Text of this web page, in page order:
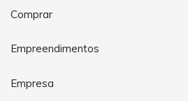
Comprar
Empreendimentos
Empresa